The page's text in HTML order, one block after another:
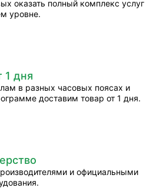
оказать полный комплекс услуг
уровне.
1 дня
в разных часовых поясах и
доставим товар от 1 дня.
и официальными